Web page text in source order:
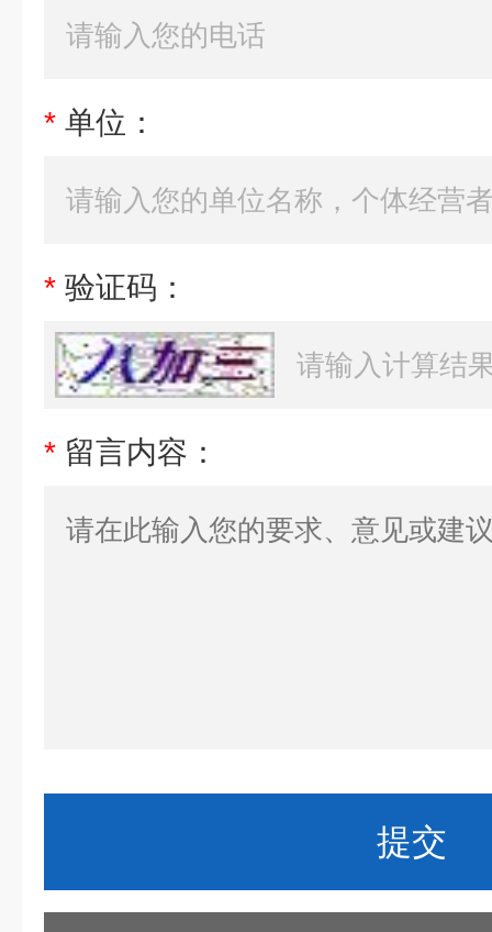
* 单位：
* 验证码：
* 留言内容：